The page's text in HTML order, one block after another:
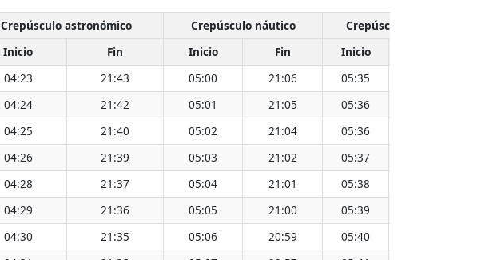
Crepúsculo astronómico Crepúsculo náutico
Crepúsculo civil
Inicio Fin Inicio Fin Inicio
04:23 21:43 05:00 21:06 05:35
04:24 21:42 05:01 21:05 05:36
04:25 21:40 05:02 21:04 05:36
04:26 21:39 05:03 21:02 05:37
04:28 21:37 05:04 21:01 05:38
04:29 21:36 05:05 21:00 05:39
04:30 21:35 05:06 20:59 05:40